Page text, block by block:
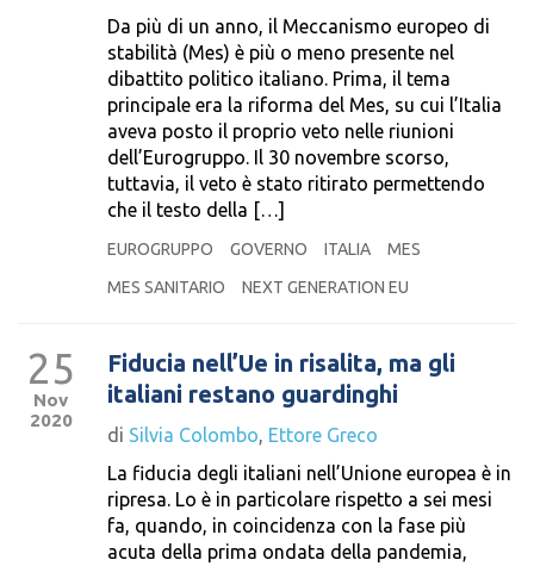
Da più di un anno, il Meccanismo europeo di
stabilità (Mes) è più o meno presente nel
dibattito politico italiano. Prima, il tema
principale era la riforma del Mes, su cui l’Italia
aveva posto il proprio veto nelle riunioni
dell’Eurogruppo. Il 30 novembre scorso,
tuttavia, il veto è stato ritirato permettendo
che il testo della […]
EUROGRUPPO GOVERNO ITALIA
MES
MES SANITARIO
NEXT GENERATION EU
25
Nov
2020
Fiducia nell’Ue in risalita, ma gli
italiani restano guardinghi
di Silvia Colombo, Ettore Greco
La fiducia degli italiani nell’Unione europea è in
ripresa. Lo è in particolare rispetto a sei mesi
fa, quando, in coincidenza con la fase più
acuta della prima ondata della pandemia,